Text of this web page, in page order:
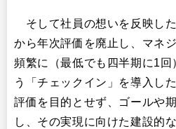
そして社員の想いを反映し
から年次評価を廃止し、マネ
頻繁に（最低でも四半期に1
う「チェックイン」を導入し
評価を目的とせず、ゴールや
し、その実現に向けた建設的